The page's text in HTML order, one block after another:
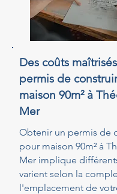
Des coûts
permis de
maison 90m² à
Mer
Obtenir un permis de
pour maison 90m² à
Mer implique
varient selon la
l'emplacement de